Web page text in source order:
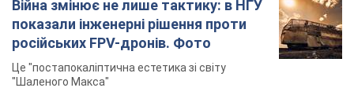
Війна змінює не лише тактику: в НГУ
показали інженерні рішення проти
російських FPV-дронів. Фото
Це "постапокаліптична естетика зі світу
"Шаленого Макса"